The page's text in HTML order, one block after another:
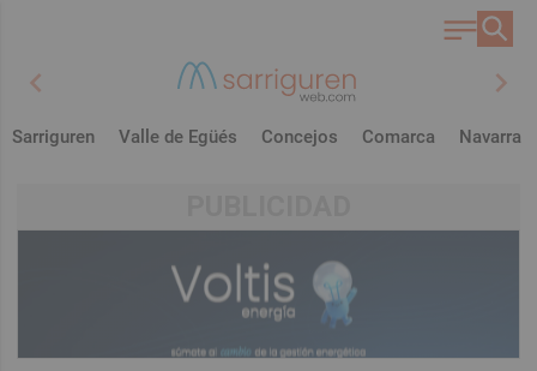
chevron_left chevron_right
Sarriguren Valle de Egüés Concejos Comarca Navarra